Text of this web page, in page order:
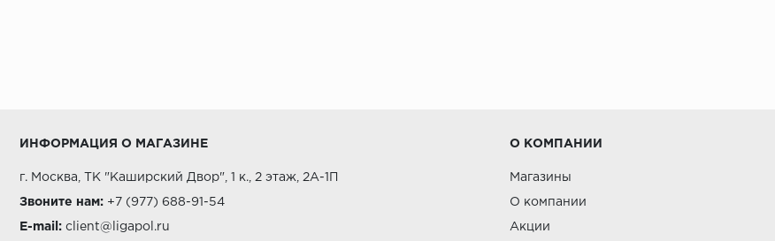
ИНФОРМАЦИЯ О МАГАЗИНЕ
г. Москва, ТК "Каширский Двор", 1 к., 2 этаж, 2А-1П
Звоните нам: +7 (977) 688-91-54
E-mail: client@ligapol.ru
О КОМПАНИИ
Магазины
О компании
Акции